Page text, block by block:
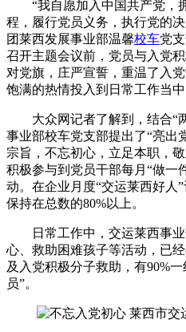
“我自愿加入中国共产党，
程，履行党员义务，执行党的
团莱西发展事业部温馨校车党
召开主题会议前，党员与入党
对党旗，庄严宣誓，重温了入
饱满的热情投入到日常工作当中
大众网记者了解到，结合“
事业部校车党支部提出了“亮出
宗旨，不忘初心，立足本职，
积极参与到党员干部每月“做一
动。在企业月度“交运莱西好人
保持在总数的80%以上。
日常工作中，交运莱西事业
心、救助困难孩子等活动，已
及入党积极分子救助，有90%
员”。